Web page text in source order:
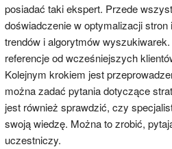
posiadać taki ekspert. Przede
doświadczenie w optymalizacji
trendów i algorytmów
referencje od wcześniejszych
Kolejnym krokiem jest
można zadać pytania dotyczące
jest również sprawdzić, czy
swoją wiedzę. Można to zrobić,
uczestniczy.